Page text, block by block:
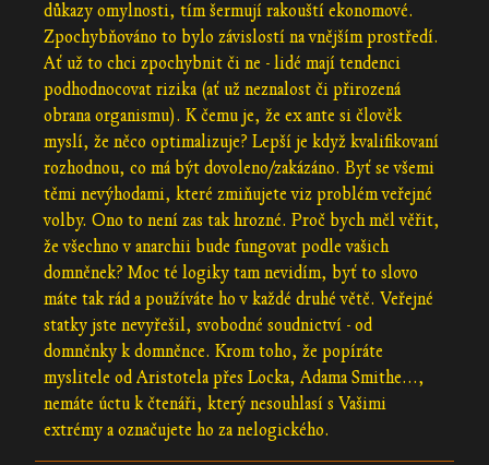
důkazy omylnosti, tím šermují rakouští ekonomové.
Zpochybňováno to bylo závislostí na vnějším prostředí.
Ať už to chci zpochybnit či ne - lidé mají tendenci
podhodnocovat rizika (ať už neznalost či přirozená
obrana organismu). K čemu je, že ex ante si člověk
myslí, že něco optimalizuje? Lepší je když kvalifikovaní
rozhodnou, co má být dovoleno/zakázáno. Byť se všemi
těmi nevýhodami, které zmiňujete viz problém veřejné
volby. Ono to není zas tak hrozné. Proč bych měl věřit,
že všechno v anarchii bude fungovat podle vašich
domněnek? Moc té logiky tam nevidím, byť to slovo
máte tak rád a používáte ho v každé druhé větě. Veřejné
statky jste nevyřešil, svobodné soudnictví - od
domněnky k domněnce. Krom toho, že popíráte
myslitele od Aristotela přes Locka, Adama Smithe...,
nemáte úctu k čtenáři, který nesouhlasí s Vašimi
extrémy a označujete ho za nelogického.